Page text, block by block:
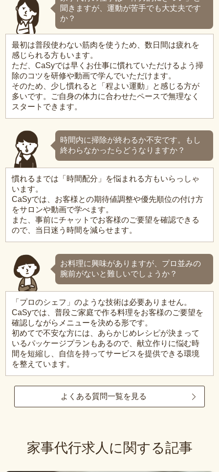
聞きますが、運動が苦手でも大丈夫です
か？
最初は普段使わない筋肉を使うため、数日間は疲れを
感じられる方もいます。
ただ、CaSyでは早くお仕事に慣れていただけるよう掃
除のコツを研修や動画で学んでいただけます。
そのため、少し慣れると「程よい運動」と感じる方が
多いです。ご自身の体力に合わせたペースで無理なく
スタートできます。
時間内に掃除が終わるか不安です。もし
終わらなかったらどうなりますか？
慣れるまでは「時間配分」を悩まれる方もいらっしゃ
います。
CaSyでは、お客様との期待値調整や優先順位の付け方
をサロンや動画で学べます。
また、事前にチャットでお客様のご要望を確認できる
ので、当日迷う時間を減らせます。
お料理に興味がありますが、プロ並みの
腕前がないと難しいでしょうか？
「プロのシェフ」のような技術は必要ありません。
CaSyでは、普段ご家庭で作る料理をお客様のご要望を
確認しながらメニューを決める形です。
初めてで不安な方には、あらかじめレシピが決まって
いるパッケージプランもあるので、献立作りに悩む時
間を短縮し、自信を持ってサービスを提供できる環境
を整えています。
よくある質問一覧を見る
家事代行求人に関する記事